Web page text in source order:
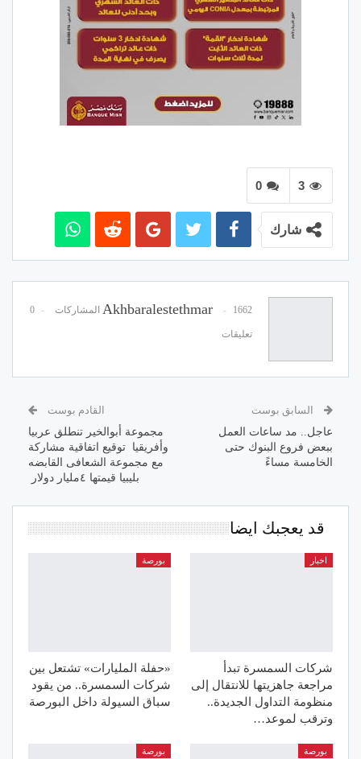
0 3
شارك
Akhbaralestethmar 1662 المشاركات 0
تعليقات
السابق بوست
عاجل.. مد ساعات العمل
ببعض فروع البنوك حتى
الخامسة مساءً
القادم بوست
مجموعة أبوالخير تنطلق عربيا
وأفريقيا توقيع اتفاقية مشاركة
مع مجموعة الشعافى القابضه
بليبيا قيمتها ٤مليار دولار
قد يعجبك ايضا
اخبار
شركات السمسرة تبدأ
مراجعة جاهزيتها للانتقال إلى
منظومة التداول الجديدة..
وترقب لموعد…
بورصة
«حفلة المليارات» تشتعل بين
شركات السمسرة.. من يقود
سباق السيولة داخل البورصة
بورصة بورصة